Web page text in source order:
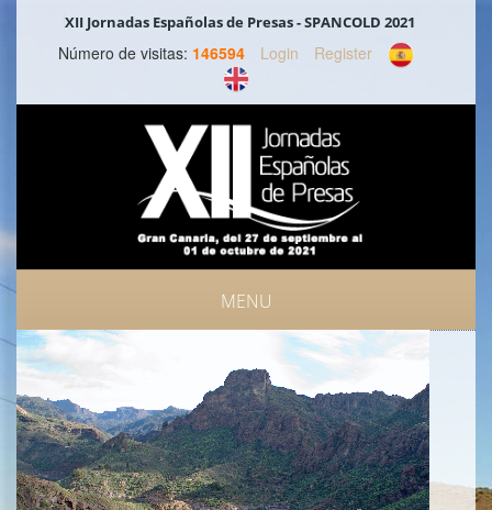
XII Jornadas Españolas de Presas - SPANCOLD 2021
Número de visitas: 146594 Login Register
MENU